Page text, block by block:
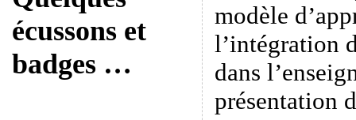
écussons et
badges …
modèle
l’intégration
dans
présentation